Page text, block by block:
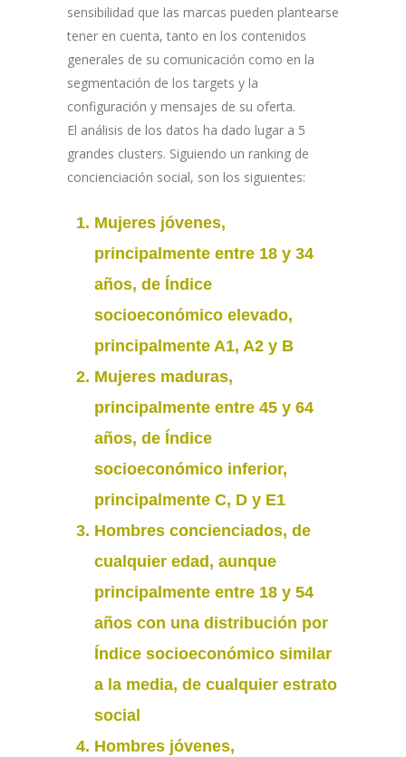
sensibilidad que las marcas pueden plantearse
tener en cuenta, tanto en los contenidos
generales de su comunicación como en la
segmentación de los targets y la
configuración y mensajes de su oferta.
El análisis de los datos ha dado lugar a 5
grandes clusters. Siguiendo un ranking de
concienciación social, son los siguientes:
Mujeres jóvenes,
principalmente entre 18 y 34
años, de Índice
socioeconómico elevado,
principalmente A1, A2 y B
Mujeres maduras,
principalmente entre 45 y 64
años, de Índice
socioeconómico inferior,
principalmente C, D y E1
Hombres concienciados, de
cualquier edad, aunque
principalmente entre 18 y 54
años con una distribución por
Índice socioeconómico similar
a la media, de cualquier estrato
social
Hombres jóvenes,